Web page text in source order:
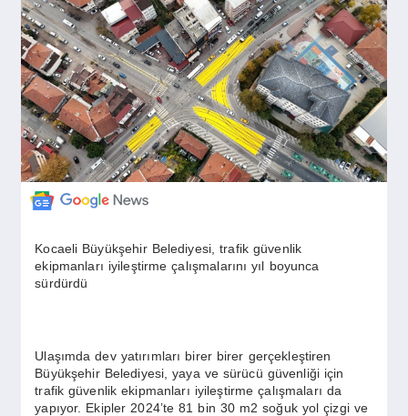
SIYASET
EĞITIM
EKONOMI
SPOR
Kocaeli Büyükşehir Belediyesi, trafik güvenlik
ekipmanları iyileştirme çalışmalarını yıl boyunca
sürdürdü
Ulaşımda dev yatırımları birer birer gerçekleştiren
Büyükşehir Belediyesi, yaya ve sürücü güvenliği için
trafik güvenlik ekipmanları iyileştirme çalışmaları da
yapıyor. Ekipler 2024’te 81 bin 30 m2 soğuk yol çizgi ve